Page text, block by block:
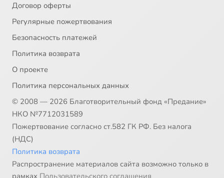
Договор оферты
Регулярные пожертвования
Безопасность платежей
Политика возврата
О проекте
Политика персональных данных
© 2008 — 2026 Благотворительный фонд «Предание»
НКО №7712031589
Пожертвование согласно ст.582 ГК РФ. Без налога
(НДС)
Политика возврата
Распространение материалов сайта возможно только в